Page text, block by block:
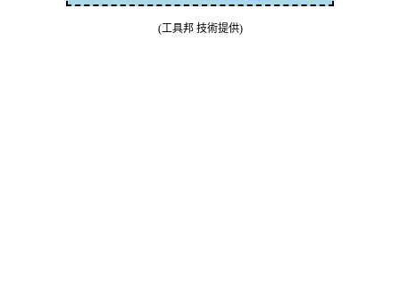
(工具邦 技術提供)